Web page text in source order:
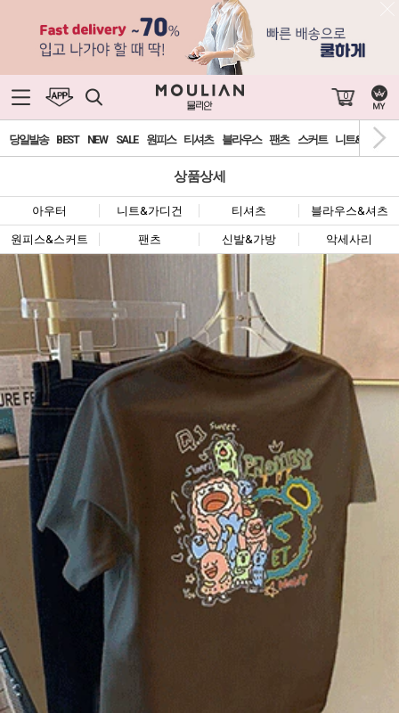
0
당일발송 BEST NEW SALE 원피스 티셔츠 블라우스 팬츠 스커트 니트&가디건
상품상세
아우터 니트&가디건 티셔츠 블라우스&셔츠
원피스&스커트 팬츠 신발&가방 악세사리